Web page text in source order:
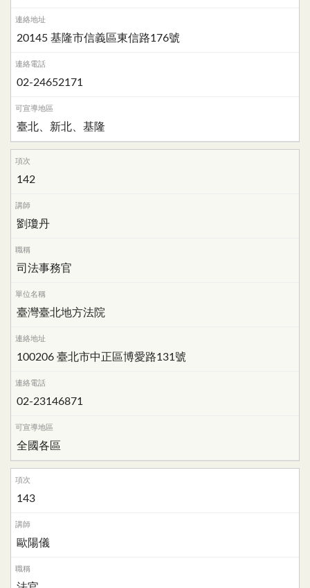
20145 基隆市信義區東信路176號
02-24652171
臺北、新北、基隆
142
劉瓊丹
司法事務官
臺灣臺北地方法院
100206 臺北市中正區博愛路131號
02-23146871
全國各區
143
歐陽儀